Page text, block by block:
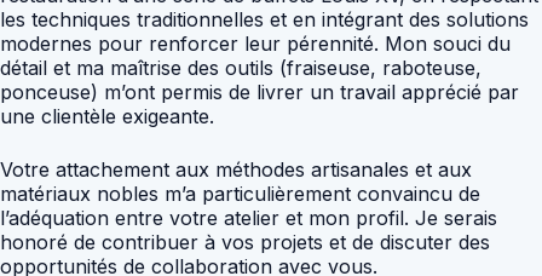
les techniques traditionnelles et en intégrant des solutions
modernes pour renforcer leur pérennité. Mon souci du
détail et ma maîtrise des outils (fraiseuse, raboteuse,
ponceuse) m’ont permis de livrer un travail apprécié par
une clientèle exigeante.
Votre attachement aux méthodes artisanales et aux
matériaux nobles m’a particulièrement convaincu de
l’adéquation entre votre atelier et mon profil. Je serais
honoré de contribuer à vos projets et de discuter des
opportunités de collaboration avec vous.